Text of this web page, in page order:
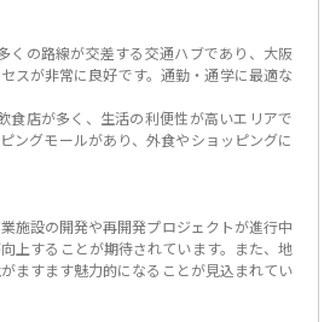
くの路線が交差する交通ハブであり、大阪
スが非常に良好です。通勤・通学に最適な
食店が多く、生活の利便性が高いエリアで
ングモールがあり、外食やショッピングに
施設の開発や再開発プロジェクトが進行中
上することが期待されています。また、地
ますます魅力的になることが見込まれてい